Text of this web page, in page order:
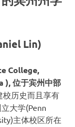
Lin)
College,
), 位于宾州中部
校历史而且享有
大学(Penn
主体校区所在